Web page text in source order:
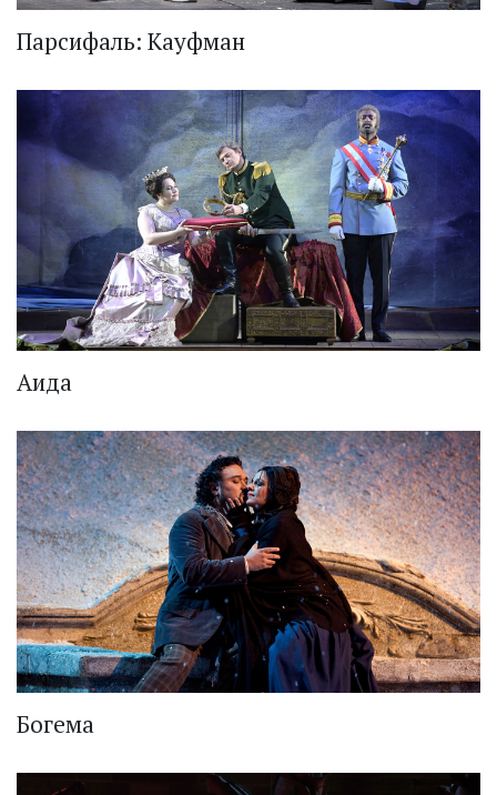
Парсифаль: Кауфман
Аида
Богема